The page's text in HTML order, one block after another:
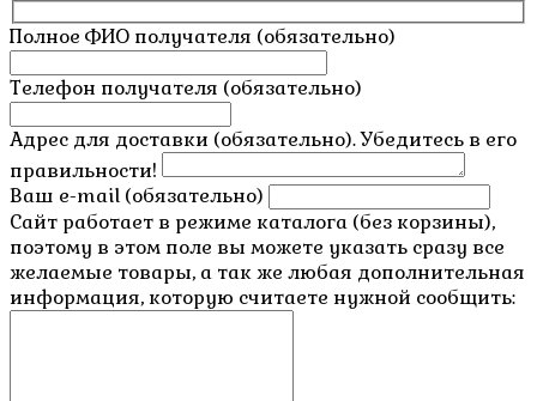
Полное ФИО получателя (обязательно)
Телефон получателя (обязательно)
Адрес для доставки (обязательно). Убедитесь в его
правильности!
Ваш e-mail (обязательно)
Сайт работает в режиме каталога (без корзины),
поэтому в этом поле вы можете указать сразу все
желаемые товары, а так же любая дополнительная
информация, которую считаете нужной сообщить: